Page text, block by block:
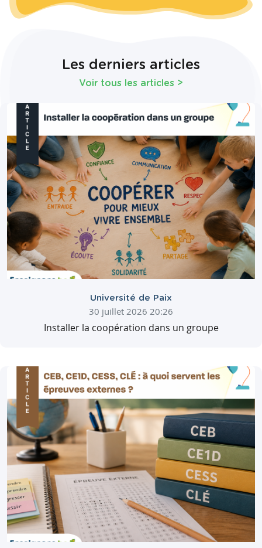
Les derniers articles
Voir tous les articles >
Université de Paix
30 juillet 2026 20:26
Installer la coopération dans un groupe